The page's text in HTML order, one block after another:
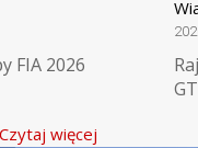
FIA 2026
Czytaj więcej